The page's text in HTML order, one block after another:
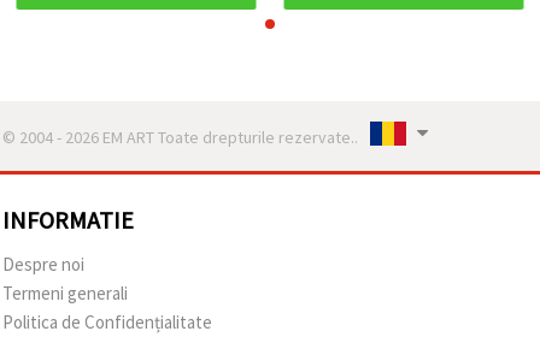
© 2004 - 2026 EM ART Toate drepturile rezervate..
INFORMATIE
Despre noi
Termeni generali
Politica de Confidențialitate